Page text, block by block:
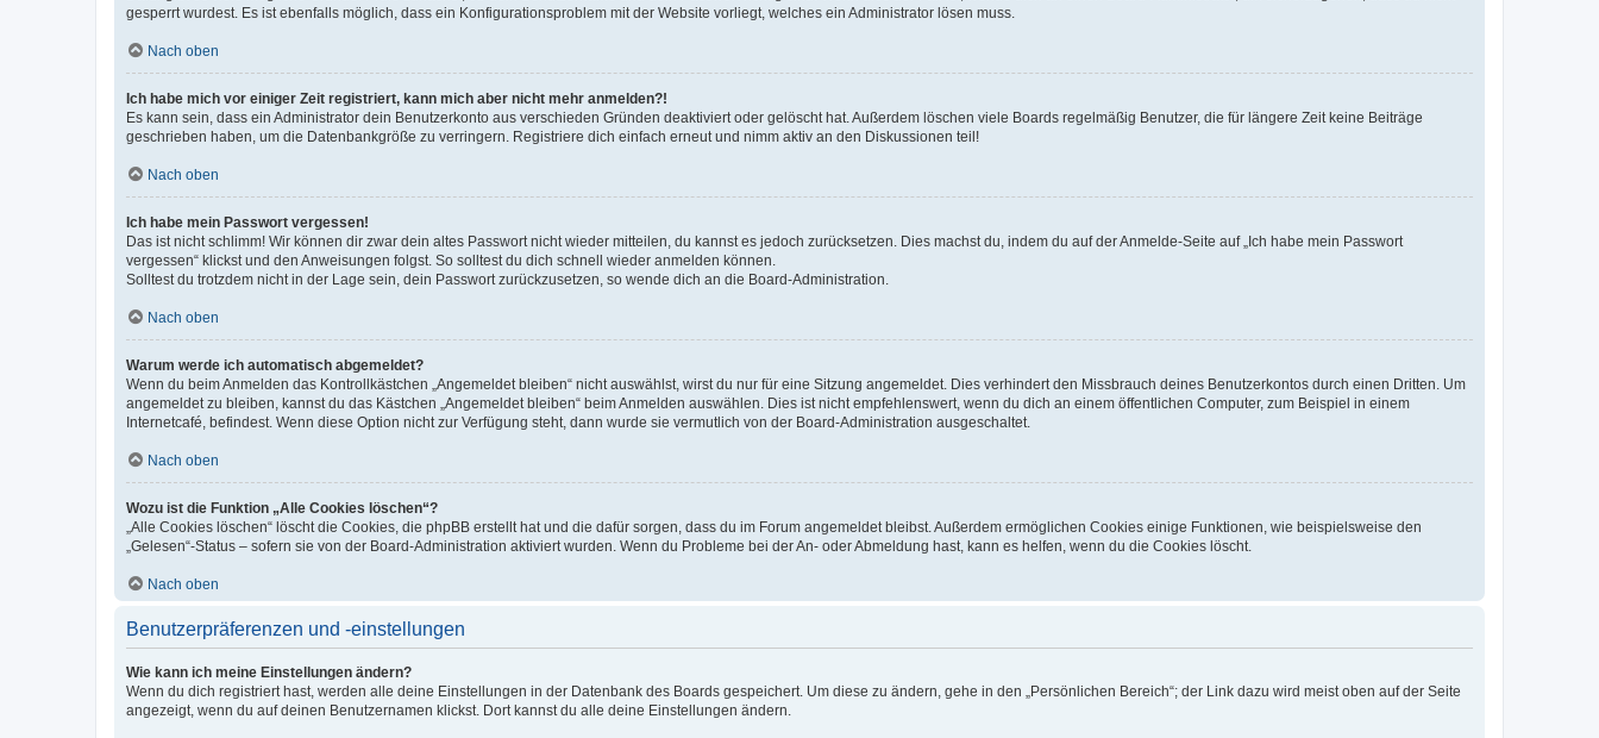
gesperrt wurdest. Es ist ebenfalls möglich, dass ein Konfigurationsproblem mit der Website vorliegt, welches ein Administrator lösen muss.
Nach oben
Ich habe mich vor einiger Zeit registriert, kann mich aber nicht mehr anmelden?!
Es kann sein, dass ein Administrator dein Benutzerkonto aus verschieden Gründen deaktiviert oder gelöscht hat. Außerdem löschen viele Boards regelmäßig Benutzer, die für längere Zeit keine Beiträge
geschrieben haben, um die Datenbankgröße zu verringern. Registriere dich einfach erneut und nimm aktiv an den Diskussionen teil!
Nach oben
Ich habe mein Passwort vergessen!
Das ist nicht schlimm! Wir können dir zwar dein altes Passwort nicht wieder mitteilen, du kannst es jedoch zurücksetzen. Dies machst du, indem du auf der Anmelde-Seite auf „Ich habe mein Passwort
vergessen“ klickst und den Anweisungen folgst. So solltest du dich schnell wieder anmelden können.
Solltest du trotzdem nicht in der Lage sein, dein Passwort zurückzusetzen, so wende dich an die Board-Administration.
Nach oben
Warum werde ich automatisch abgemeldet?
Wenn du beim Anmelden das Kontrollkästchen „Angemeldet bleiben“ nicht auswählst, wirst du nur für eine Sitzung angemeldet. Dies verhindert den Missbrauch deines Benutzerkontos durch einen Dritten. Um
angemeldet zu bleiben, kannst du das Kästchen „Angemeldet bleiben“ beim Anmelden auswählen. Dies ist nicht empfehlenswert, wenn du dich an einem öffentlichen Computer, zum Beispiel in einem
Internetcafé, befindest. Wenn diese Option nicht zur Verfügung steht, dann wurde sie vermutlich von der Board-Administration ausgeschaltet.
Nach oben
Wozu ist die Funktion „Alle Cookies löschen“?
„Alle Cookies löschen“ löscht die Cookies, die phpBB erstellt hat und die dafür sorgen, dass du im Forum angemeldet bleibst. Außerdem ermöglichen Cookies einige Funktionen, wie beispielsweise den
„Gelesen“-Status – sofern sie von der Board-Administration aktiviert wurden. Wenn du Probleme bei der An- oder Abmeldung hast, kann es helfen, wenn du die Cookies löscht.
Nach oben
Benutzerpräferenzen und -einstellungen
Wie kann ich meine Einstellungen ändern?
Wenn du dich registriert hast, werden alle deine Einstellungen in der Datenbank des Boards gespeichert. Um diese zu ändern, gehe in den „Persönlichen Bereich“; der Link dazu wird meist oben auf der Seite
angezeigt, wenn du auf deinen Benutzernamen klickst. Dort kannst du alle deine Einstellungen ändern.